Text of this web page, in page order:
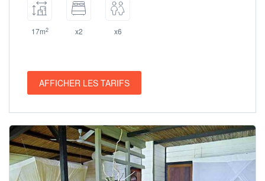
17m2 x2 x6
AFFICHER LES TARIFS